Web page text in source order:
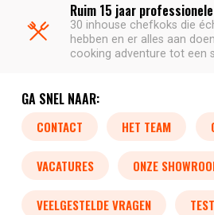
Ruim 15 jaar
30 inhouse chefkoks die
hebben en er alles aan
cooking adventure tot een
GA SNEL NAAR:
CONTACT HET TEAM
VACATURES ONZE
VEELGESTELDE VRAGEN